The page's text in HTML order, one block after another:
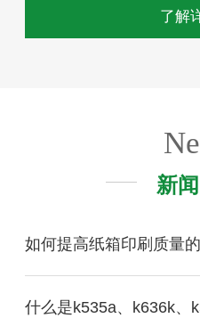
了解
新
如何提高纸箱印刷质量
什么是k535a、k636k、